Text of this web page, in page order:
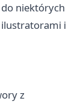
do niektórych
ilustratorami i
z